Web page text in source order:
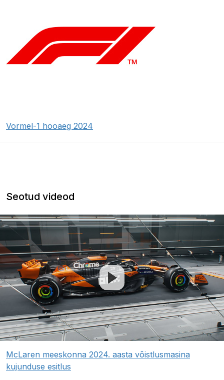
Vormel-1 hooaeg 2024
Seotud videod
McLaren meeskonna 2024. aasta võistlusmasina
kujunduse esitlus